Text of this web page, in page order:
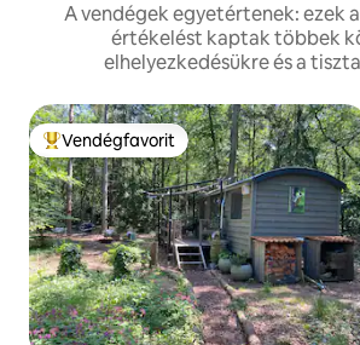
A vendégek egyetértenek: ezek
értékelést kaptak többek
elhelyezkedésükre és a
Kiemelt vendégfavorit
Vendégfavorit